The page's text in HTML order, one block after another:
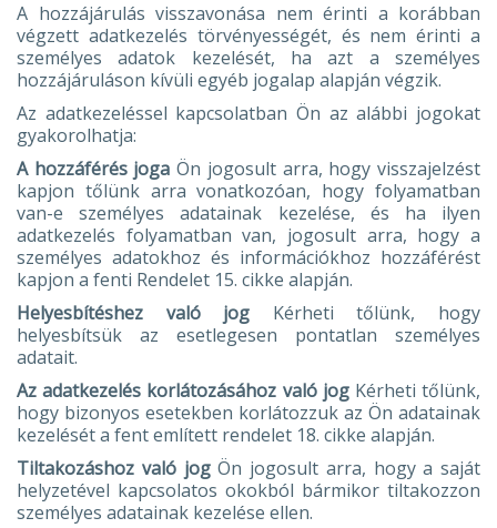
A hozzájárulás visszavonása nem érinti a korábban
végzett adatkezelés törvényességét, és nem érinti a
személyes adatok kezelését, ha azt a személyes
hozzájáruláson kívüli egyéb jogalap alapján végzik.
Az adatkezeléssel kapcsolatban Ön az alábbi jogokat
gyakorolhatja:
A hozzáférés jogaÖn jogosult arra, hogy visszajelzést
kapjon tőlünk arra vonatkozóan, hogy folyamatban
van-e személyes adatainak kezelése, és ha ilyen
adatkezelés folyamatban van, jogosult arra, hogy a
személyes adatokhoz és információkhoz hozzáférést
kapjon a fenti Rendelet 15. cikke alapján.
Helyesbítéshez való jog Kérheti tőlünk, hogy
helyesbítsük az esetlegesen pontatlan személyes
adatait.
Az adatkezelés korlátozásához való jog Kérheti tőlünk,
hogy bizonyos esetekben korlátozzuk az Ön adatainak
kezelését a fent említett rendelet 18. cikke alapján.
Tiltakozáshoz való jogÖn jogosult arra, hogy a saját
helyzetével kapcsolatos okokból bármikor tiltakozzon
személyes adatainak kezelése ellen.